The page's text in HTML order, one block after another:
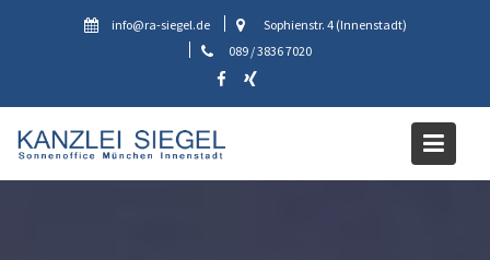
info@ra-siegel.de
Sophienstr. 4 (Innenstadt)
089 / 3836 7020